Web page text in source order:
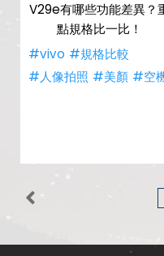
V29e有哪些功能差異？
點規格比一比！
#vivo #規格比較
#人像拍照 #美顏 #空